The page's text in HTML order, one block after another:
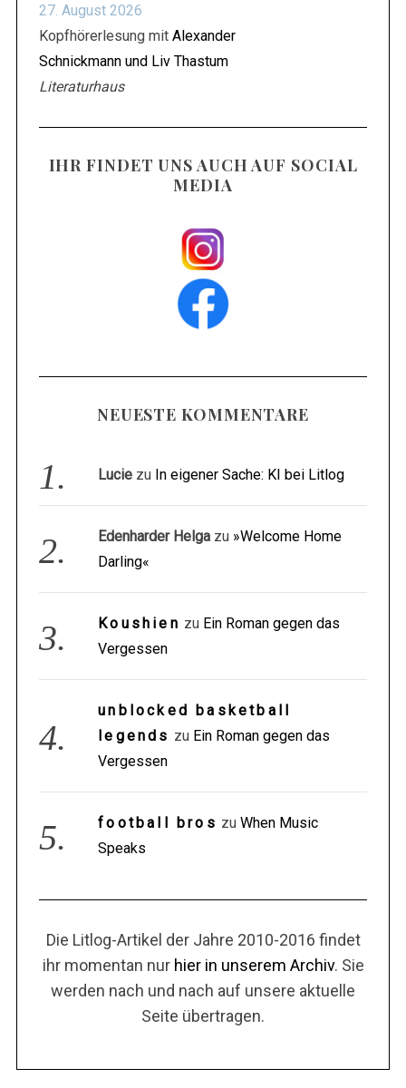
27. August 2026
Kopfhörerlesung mit Alexander
Schnickmann und Liv Thastum
Literaturhaus
IHR FINDET UNS AUCH AUF SOCIAL
MEDIA
NEUESTE KOMMENTARE
Lucie zu In eigener Sache: KI bei Litlog
Edenharder Helga zu »Welcome Home
Darling«
Koushien zu Ein Roman gegen das
Vergessen
unblocked basketball
legends zu Ein Roman gegen das
Vergessen
football bros zu When Music
Speaks
Die Litlog-Artikel der Jahre 2010-2016 findet
ihr momentan nur hier in unserem Archiv. Sie
werden nach und nach auf unsere aktuelle
Seite übertragen.